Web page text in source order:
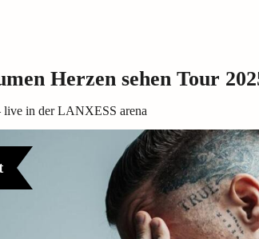
Herzen sehen Tour
live in der LANXESS arena